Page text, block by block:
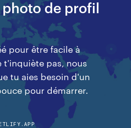
de profil
pour être facile à
t'inquiète pas, nous
tu aies besoin d'un
pour démarrer.